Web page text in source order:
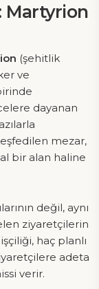
Martyrion
(şehitlik
ve
dayanan
mezar,
bir alan haline
değil, aynı
ziyaretçilerin
haç planlı
adeta
verir.